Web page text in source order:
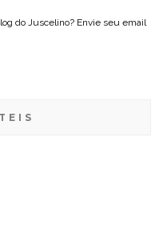
do Juscelino? Envie seu email